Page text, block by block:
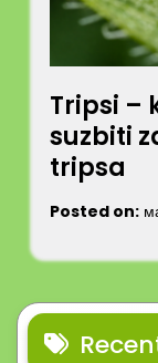
Tripsi –
suzbiti
tripsa
Posted on: